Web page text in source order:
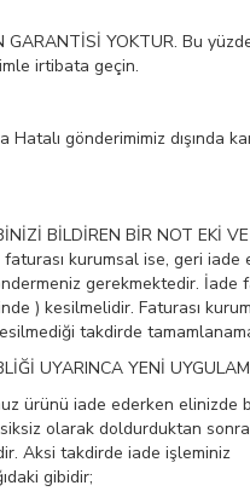
GARANTİSİ YOKTUR. Bu
irtibata geçin.
gönderimimiz dışında
BİLDİREN BİR NOT EKİ
kurumsal ise, geri iade
gerekmektedir. İade
) kesilmelidir. Faturası
takdirde
UYARINCA YENİ
ürünü iade ederken elinizde
olarak doldurduktan
Aksi takdirde iade işleminiz
gibidir;